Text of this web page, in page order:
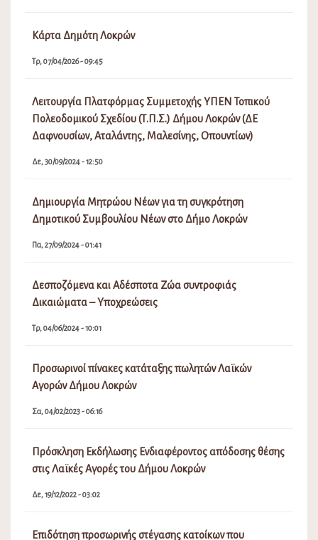
Κάρτα Δημότη Λοκρών
Τρ, 07/04/2026 - 09:45
Λειτουργία Πλατφόρμας Συμμετοχής ΥΠΕΝ Τοπικού
Πολεοδομικού Σχεδίου (Τ.Π.Σ.) Δήμου Λοκρών (ΔΕ
Δαφνουσίων, Αταλάντης, Μαλεσίνης, Οπουντίων)
Δε, 30/09/2024 - 12:50
Δημιουργία Μητρώου Νέων για τη συγκρότηση
Δημοτικού Συμβουλίου Νέων στο Δήμο Λοκρών
Πα, 27/09/2024 - 01:41
Δεσποζόμενα και Αδέσποτα Ζώα συντροφιάς
Δικαιώματα – Υποχρεώσεις
Τρ, 04/06/2024 - 10:01
Προσωρινοί πίνακες κατάταξης πωλητών Λαϊκών
Αγορών Δήμου Λοκρών
Σα, 04/02/2023 - 06:16
Πρόσκληση Εκδήλωσης Ενδιαφέροντος απόδοσης θέσης
στις Λαϊκές Αγορές του Δήμου Λοκρών
Δε, 19/12/2022 - 03:02
Επιδότηση προσωρινής στέγασης κατοίκων που